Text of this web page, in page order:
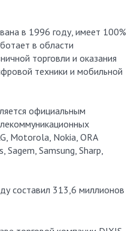
в 1996 году, имеет 100%
в области
торговли и оказания
техники и мобильной
официальным
Motorola, Nokia, ORA
Sagem, Samsung, Sharp,
составил 313,6 миллионов